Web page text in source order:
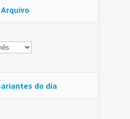
Arquivo
do dia